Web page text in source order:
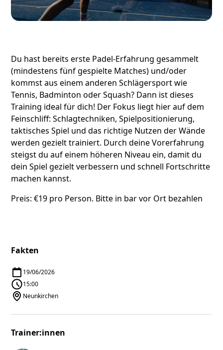
Fakten
19/06/2026
15:00
Neunkirchen
Trainer:innen
Du hast bereits erste Padel-Erfahrung gesammelt
(mindestens fünf gespielte Matches) und/oder
kommst aus einem anderen Schlägersport wie
Tennis, Badminton oder Squash? Dann ist dieses
Training ideal für dich! Der Fokus liegt hier auf dem
Feinschliff: Schlagtechniken, Spielpositionierung,
taktisches Spiel und das richtige Nutzen der Wände
werden gezielt trainiert. Durch deine Vorerfahrung
steigst du auf einem höheren Niveau ein, damit du
dein Spiel gezielt verbessern und schnell Fortschritte
machen kannst.
Preis: €19 pro Person. Bitte in bar vor Ort bezahlen